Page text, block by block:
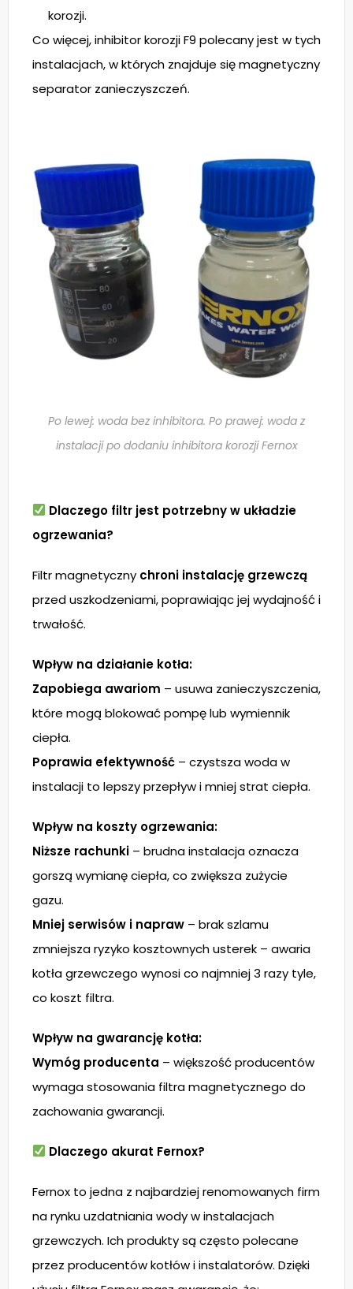
korozji.
Co więcej, inhibitor korozji F9 polecany jest w tych
instalacjach, w których znajduje się magnetyczny
separator zanieczyszczeń.
Po lewej: woda bez inhibitora. Po prawej: woda z
instalacji po dodaniu inhibitora korozji Fernox
Dlaczego filtr jest potrzebny w układzie
ogrzewania?
Filtr magnetyczny chroni instalację grzewczą
przed uszkodzeniami, poprawiając jej wydajność i
trwałość.
Wpływ na działanie kotła:
Zapobiega awariom – usuwa zanieczyszczenia,
które mogą blokować pompę lub wymiennik
ciepła.
Poprawia efektywność – czystsza woda w
instalacji to lepszy przepływ i mniej strat ciepła.
Wpływ na koszty ogrzewania:
Niższe rachunki – brudna instalacja oznacza
gorszą wymianę ciepła, co zwiększa zużycie
gazu.
Mniej serwisów i napraw – brak szlamu
zmniejsza ryzyko kosztownych usterek – awaria
kotła grzewczego wynosi co najmniej 3 razy tyle,
co koszt filtra.
Wpływ na gwarancję kotła:
Wymóg producenta – większość producentów
wymaga stosowania filtra magnetycznego do
zachowania gwarancji.
Dlaczego akurat Fernox?
Fernox to jedna z najbardziej renomowanych firm
na rynku uzdatniania wody w instalacjach
grzewczych. Ich produkty są często polecane
przez producentów kotłów i instalatorów. Dzięki